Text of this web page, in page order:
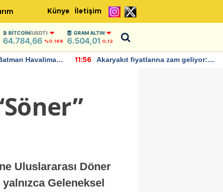
Künye İletişim
BITCOIN(USDT)
64.784,66 %0.168
GRAM ALTIN
6.504,01 0,12
Havalimanı
11:56
Akaryakıt fiyatlarına zam geliyor:
Uluslararası Döner
Geleneksel